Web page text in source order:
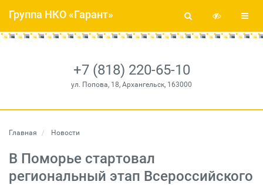
+7 (818) 220-65-10
ул. Попова, 18, Архангельск, 163000
Группа НКО «Гарант»
Главная Новости
В Поморье стартовал
региональный этап Всероссийского